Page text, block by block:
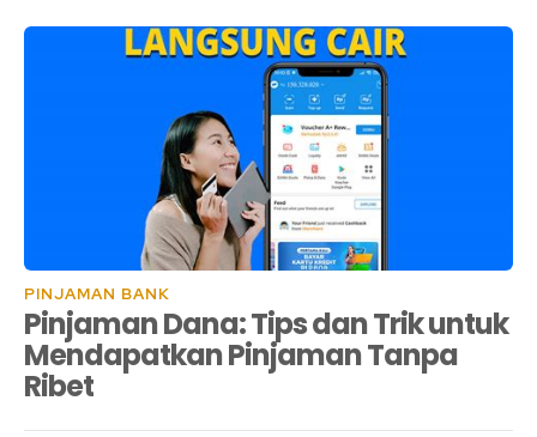
PINJAMAN BANK
Pinjaman Dana: Tips dan Trik untuk
Mendapatkan Pinjaman Tanpa
Ribet